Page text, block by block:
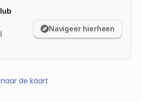
Navigeer hierheen
de kaart